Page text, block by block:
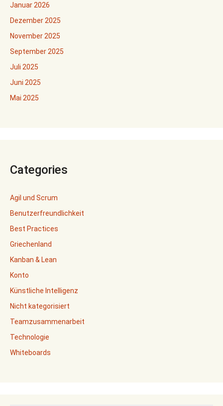
Januar 2026
Dezember 2025
November 2025
September 2025
Juli 2025
Juni 2025
Mai 2025
Categories
Agil und Scrum
Benutzerfreundlichkeit
Best Practices
Griechenland
Kanban & Lean
Konto
Künstliche Intelligenz
Nicht kategorisiert
Teamzusammenarbeit
Technologie
Whiteboards